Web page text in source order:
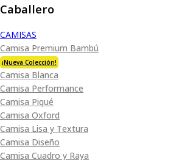
Caballero
CAMISAS
Camisa Premium Bambú
¡Nueva Colección!
Camisa Blanca
Camisa Performance
Camisa Piqué
Camisa Oxford
Camisa Lisa y Textura
Camisa Diseño
Camisa Cuadro y Raya